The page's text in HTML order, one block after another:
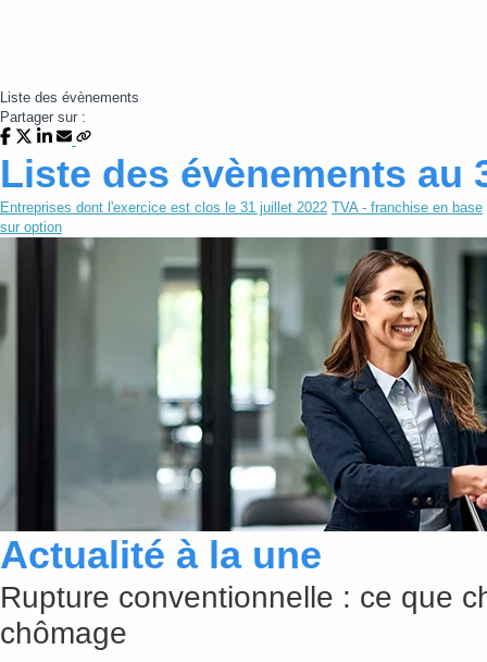
Liste des évènements
Partager sur :
Liste des évènements au
Entreprises dont l'exercice est clos le 31 juillet 2022 TVA - franchise en base
sur option
Actualité à la une
Rupture conventionnelle : ce que
chômage